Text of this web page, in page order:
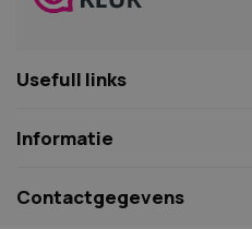
Usefull links
Informatie
Contactgegevens
Strikt noodzakelijk
Strikt noodzakelijke cookies
website kan niet goed